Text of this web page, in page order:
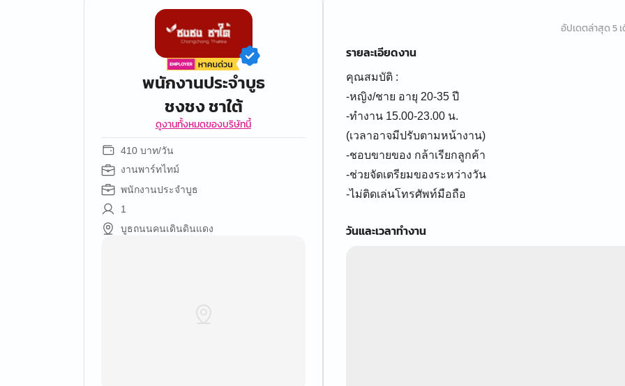
พนักงานประจำบูธ
ชงชง ชาใต้
ดูงานทั้งหมดของบริษัทนี้
410 บาท/วัน
งานพาร์ทไทม์
พนักงานประจำบูธ
1
บูธถนนคนเดินดินแดง
อัปเดตล่าสุด 5
รายละเอียดงาน
คุณสมบัติ :
-หญิง/ชาย อายุ 20-35 ปี
-ทำงาน 15.00-23.00 น.
(เวลาอาจมีปรับตามหน้างาน)
-ชอบขายของ กล้าเรียกลูกค้า
-ช่วยจัดเตรียมของระหว่างวัน
-ไม่ติดเล่นโทรศัพท์มือถือ
วันและเวลาทำงาน